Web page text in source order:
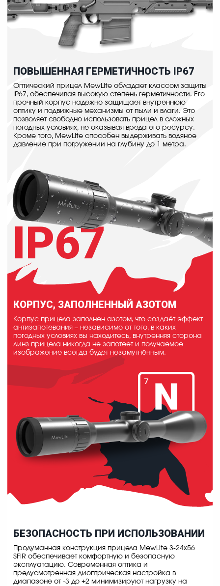
ПОВЫШЕННАЯ ГЕРМЕТИЧНОСТЬ IP67
Оптический прицел MewLite обладает классом защиты
IP67, обеспечивая высокую степень герметичности. Его
прочный корпус надежно защищает внутреннюю
оптику и подвижные механизмы от пыли и влаги. Это
позволяет свободно использовать прицел в сложных
погодных условиях, не оказывая вреда его ресурсу.
Кроме того, MewLite способен выдерживать водяное
давление при погружении на глубину до 1 метра.
IP67
КОРПУС, ЗАПОЛНЕННЫЙ АЗОТОМ
Корпус прицела заполнен азотом, что создаёт эффект
антизапотевания – независимо от того, в каких
погодных условиях вы находитесь, внутренняя сторона
линз прицела никогда не запотеет и получаемое
изображение всегда будет незамутнённым.
БЕЗОПАСНОСТЬ ПРИ ИСПОЛЬЗОВАНИИ
Продуманная конструкция прицела MewLite 3-24x56
SFIR обеспечивает комфортную и безопасную
эксплуатацию. Современная оптика и
предусмотренная диоптрическая настройка в
диапазоне от -3 до +2 минимизируют нагрузку на